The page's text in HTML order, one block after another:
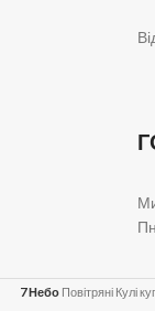
7 Небо Повітряні Кулі